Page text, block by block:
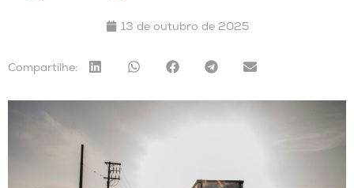
13 de outubro de 2025
Compartilhe: